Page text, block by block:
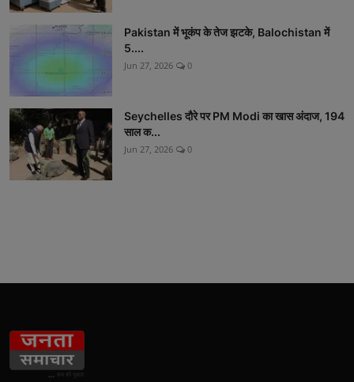
Pakistan में भूकंप के तेज झटके, Balochistan में
5....
Jun 27, 2026 0
Seychelles दौरे पर PM Modi का खास अंदाज, 194
साल क...
Jun 27, 2026 0